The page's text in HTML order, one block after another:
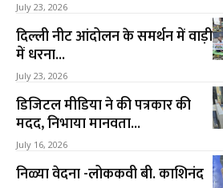
July 23, 2026
दिल्ली नीट आंदोलन के समर्थन में वाड़ी
में धरना...
July 23, 2026
डिजिटल मीडिया ने की पत्रकार की
मदद, निभाया मानवता...
July 16, 2026
निळ्या वेदना -लोककवी बी. काशिनंद